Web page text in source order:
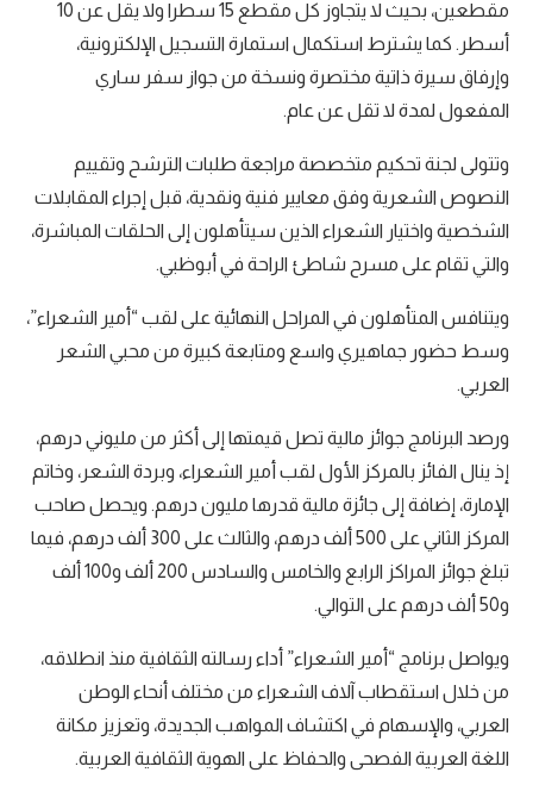
مقطعين، بحيث لا يتجاوز كل مقطع 15 سطرا ولا يقل عن 10
أسطر. كما يشترط استكمال استمارة التسجيل الإلكترونية،
وإرفاق سيرة ذاتية مختصرة ونسخة من جواز سفر ساري
المفعول لمدة لا تقل عن عام.
وتتولى لجنة تحكيم متخصصة مراجعة طلبات الترشح وتقييم
النصوص الشعرية وفق معايير فنية ونقدية، قبل إجراء المقابلات
الشخصية واختيار الشعراء الذين سيتأهلون إلى الحلقات المباشرة،
والتي تقام على مسرح شاطئ الراحة في أبوظبي.
ويتنافس المتأهلون في المراحل النهائية على لقب “أمير الشعراء”،
وسط حضور جماهيري واسع ومتابعة كبيرة من محبي الشعر
العربي.
ورصد البرنامج جوائز مالية تصل قيمتها إلى أكثر من مليوني درهم،
إذ ينال الفائز بالمركز الأول لقب أمير الشعراء، وبردة الشعر، وخاتم
الإمارة، إضافة إلى جائزة مالية قدرها مليون درهم. ويحصل صاحب
المركز الثاني على 500 ألف درهم، والثالث على 300 ألف درهم، فيما
تبلغ جوائز المراكز الرابع والخامس والسادس 200 ألف و100 ألف
و50 ألف درهم على التوالي.
ويواصل برنامج “أمير الشعراء” أداء رسالته الثقافية منذ انطلاقه،
من خلال استقطاب آلاف الشعراء من مختلف أنحاء الوطن
العربي، والإسهام في اكتشاف المواهب الجديدة، وتعزيز مكانة
اللغة العربية الفصحى والحفاظ على الهوية الثقافية العربية.